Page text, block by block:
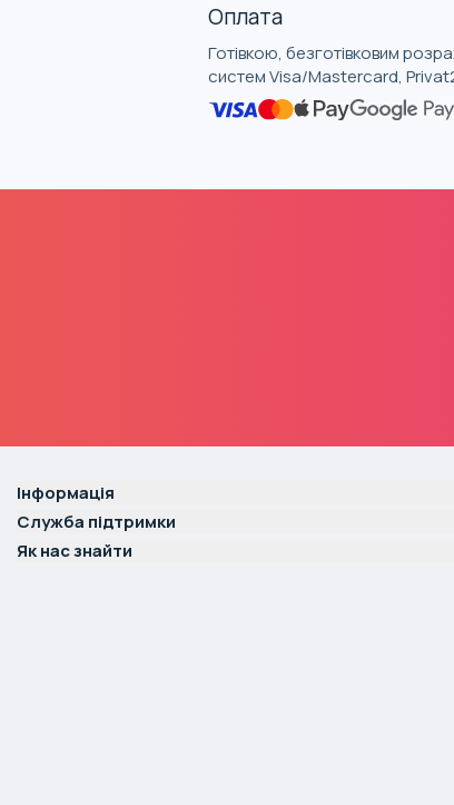
Оплата
Готівкою, безготівковим
систем Visa/Mastercard,
Інформація
Служба підтримки
Як нас знайти